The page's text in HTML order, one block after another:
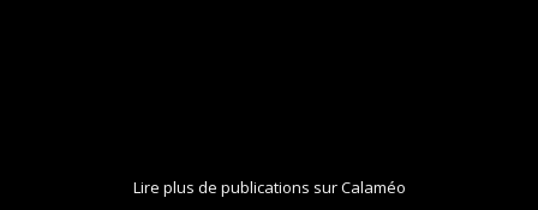
Lire plus de publications sur Calaméo